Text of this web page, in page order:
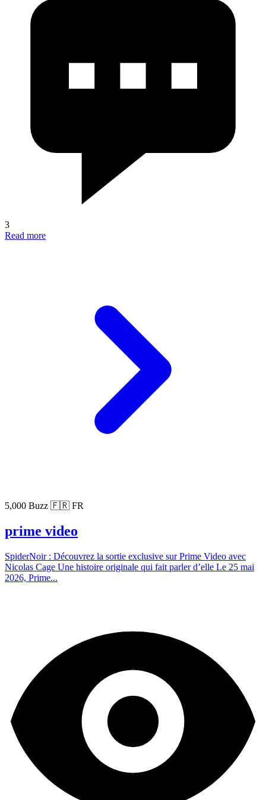
3
Read more
5,000 Buzz 🇫🇷 FR
prime video
SpiderNoir : Découvrez la sortie exclusive sur Prime Video avec
Nicolas Cage Une histoire originale qui fait parler d’elle Le 25 mai
2026, Prime...